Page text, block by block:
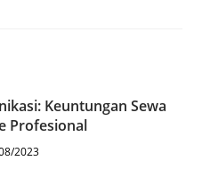
Keuntungan Sewa
Profesional
2023